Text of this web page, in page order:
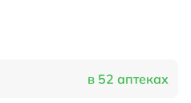
в 52 аптеках